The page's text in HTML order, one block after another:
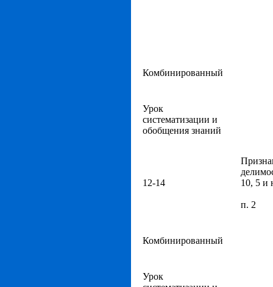
Комбинированный
Урок
систематизации и
обобщения знаний
12-14
10, 5 и
п. 2
Комбинированный
Урок